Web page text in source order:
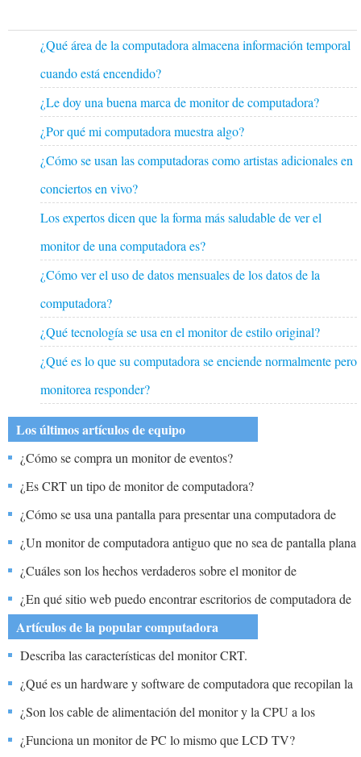
¿Qué área de la computadora almacena información temporal
cuando está encendido?
¿Le doy una buena marca de monitor de computadora?
¿Por qué mi computadora muestra algo?
¿Cómo se usan las computadoras como artistas adicionales en
conciertos en vivo?
Los expertos dicen que la forma más saludable de ver el
monitor de una computadora es?
¿Cómo ver el uso de datos mensuales de los datos de la
computadora?
¿Qué tecnología se usa en el monitor de estilo original?
¿Qué es lo que su computadora se enciende normalmente pero
monitorea responder?
Los últimos artículos de equipo
¿Cómo se compra un monitor de eventos?
¿Es CRT un tipo de monitor de computadora?
¿Cómo se usa una pantalla para presentar una computadora de
salida de salida llamada?
¿Un monitor de computadora antiguo que no sea de pantalla plana
o LCD tiene entrada VGA?
¿Cuáles son los hechos verdaderos sobre el monitor de
rendimiento?
¿En qué sitio web puedo encontrar escritorios de computadora de
misión?
Artículos de la popular computadora
Describa las características del monitor CRT.
¿Qué es un hardware y software de computadora que recopilan la
información de la tienda y luego lo muestre en la pantalla?
¿Son los cable de alimentación del monitor y la CPU a los
mismos?
¿Funciona un monitor de PC lo mismo que LCD TV?